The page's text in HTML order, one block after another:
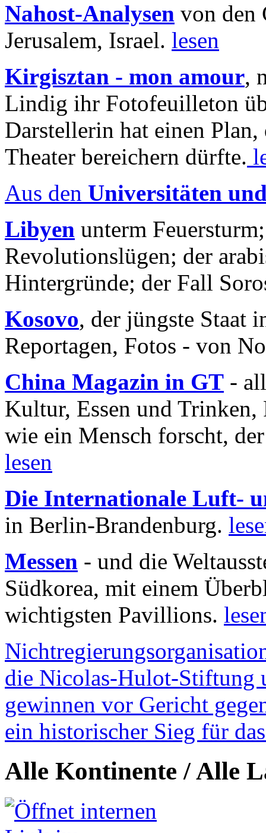
Nahost-Analysen von den
Jerusalem, Israel. lesen
Kirgisztan - mon amour,
Lindig ihr Fotofeuilleton
Darstellerin hat einen Plan,
Theater bereichern dürfte.
Aus den Universitäten
Libyen unterm
Revolutionslügen; der
Hintergründe; der Fall
Kosovo, der jüngste Staat
Reportagen, Fotos - von
China Magazin in GT -
Kultur, Essen und
wie ein Mensch forscht,
lesen
Die Internationale Luft-
in Berlin-Brandenburg.
Messen - und die
Südkorea, mit einem
wichtigsten Pavillions.
die Nicolas-Hulot-Stiftung
gewinnen vor Gericht
ein historischer Sieg für
Alle Kontinente / Alle